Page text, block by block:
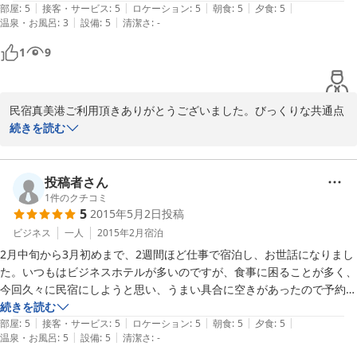
御主人様とは話す機会がありませんでしたが、いかにも人の良さそうな
雰囲気をお持ちの方でした。
また機会があれば、お世話になりにお邪魔させて頂きます。
部屋: 5 | 接客・サービス: 5 | ロケーション: 5 | 朝食: 5 | 夕食: 5 |
温泉・お風呂: 3 | 設備: 5 | 清潔さ: -
1 9
民宿真美港ご利用頂きありがとうございました。びっくりな共通点
な話し、バレー観戦、楽しい夜をありがとうございました。次まで
す(笑)
お魚好きと言うことだったので、またお越しいただけるその時は、
その時期の旬なお魚と焼酎でお待ちしております！！
ご感想ありがとうございました。
見習い管理人(若女将)
2015-09-01
続きを読む
投稿者さん
1件のクチコミ
5 2015年5月2日投稿
ビジネス 一人 2015年2月宿泊
2月中旬から3月初めまで、2週間ほど仕事で宿泊し、お世話になりまし
た。いつもはビジネスホテルが多いのですが、食事に困ることが多く、
今回久々に民宿にしようと思い、うまい具合に空きがあったので予約し
ました。長期の方々がおられましたが、一人ということもあってか食事
の時に声をかけて頂き、楽しく過ごすことができました。食事も毎日違
うメニューで、美味しいし量も多いし最高ですよ。シチューは特に絶品
続きを読む
部屋: 5 | 接客・サービス: 5 | ロケーション: 5 | 朝食: 5 | 夕食: 5 |
温泉・お風呂: 5 | 設備: 5 | 清潔さ: -